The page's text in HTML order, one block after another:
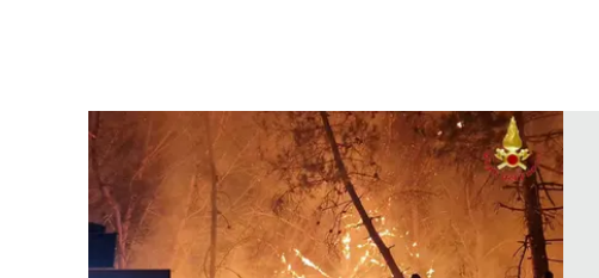
cosenzachannel.it